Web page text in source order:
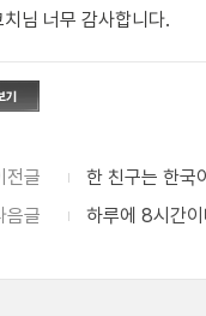
치님 너무 감사합니다.
전글
한 친구는 한국
음글
하루에 8시간